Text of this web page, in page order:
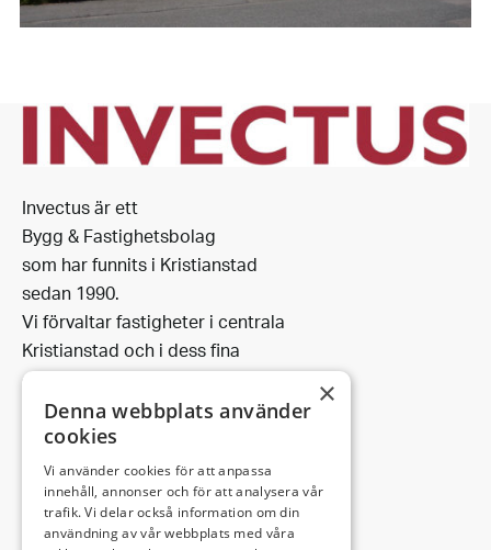
Invectus är ett
Bygg & Fastighetsbolag
som har funnits i Kristianstad
sedan 1990.
Vi förvaltar fastigheter i centrala
Kristianstad och i dess fina
omgivning.
Leveransadress:
Björkhemsvägen 9
×
Denna webbplats använder
cookies
Vi använder cookies för att anpassa
innehåll, annonser och för att analysera vår
trafik. Vi delar också information om din
användning av vår webbplats med våra